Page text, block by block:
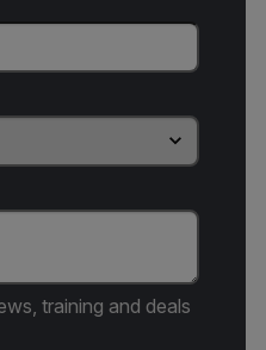
training and deals